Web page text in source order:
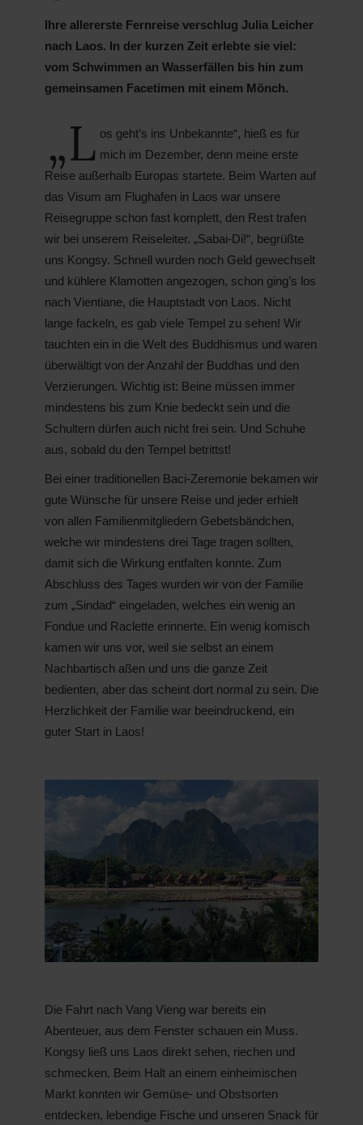
Ihre allererste Fernreise verschlug Julia Leicher
nach Laos. In der kurzen Zeit erlebte sie viel:
vom Schwimmen an Wasserfällen bis hin zum
gemeinsamen Facetimen mit einem Mönch.
„L os geht’s ins Unbekannte“, hieß es für
mich im Dezember, denn meine erste
Reise außerhalb Europas startete. Beim Warten auf
das Visum am Flughafen in Laos war unsere
Reisegruppe schon fast komplett, den Rest trafen
wir bei unserem Reiseleiter. „Sabai-Di!“, begrüßte
uns Kongsy. Schnell wurden noch Geld gewechselt
und kühlere Klamotten angezogen, schon ging’s los
nach Vientiane, die Hauptstadt von Laos. Nicht
lange fackeln, es gab viele Tempel zu sehen! Wir
tauchten ein in die Welt des Buddhismus und waren
überwältigt von der Anzahl der Buddhas und den
Verzierungen. Wichtig ist: Beine müssen immer
mindestens bis zum Knie bedeckt sein und die
Schultern dürfen auch nicht frei sein. Und Schuhe
aus, sobald du den Tempel betrittst!
Bei einer traditionellen Baci-Zeremonie bekamen wir
gute Wünsche für unsere Reise und jeder erhielt
von allen Familienmitgliedern Gebetsbändchen,
welche wir mindestens drei Tage tragen sollten,
damit sich die Wirkung entfalten konnte. Zum
Abschluss des Tages wurden wir von der Familie
zum „Sindad“ eingeladen, welches ein wenig an
Fondue und Raclette erinnerte. Ein wenig komisch
kamen wir uns vor, weil sie selbst an einem
Nachbartisch aßen und uns die ganze Zeit
bedienten, aber das scheint dort normal zu sein. Die
Herzlichkeit der Familie war beeindruckend, ein
guter Start in Laos!
Die Fahrt nach Vang Vieng war bereits ein
Abenteuer, aus dem Fenster schauen ein Muss.
Kongsy ließ uns Laos direkt sehen, riechen und
schmecken. Beim Halt an einem einheimischen
Markt konnten wir Gemüse- und Obstsorten
entdecken, lebendige Fische und unseren Snack für